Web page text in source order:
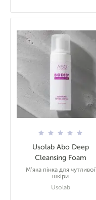
Usolab Abo Deep
Cleansing Foam
М'яка пінка для чутливої
шкіри
Usolab